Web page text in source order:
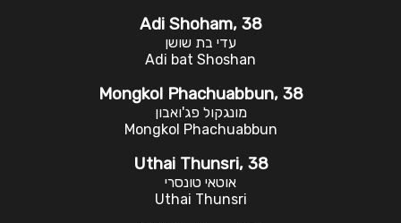
Adi Shoham, 38
עדי בת שושן
Adi bat Shoshan
Mongkol Phachuabbun, 38
מונגקול פג'ואבון
Mongkol Phachuabbun
Uthai Thunsri, 38
אוטאי טונסרי
Uthai Thunsri